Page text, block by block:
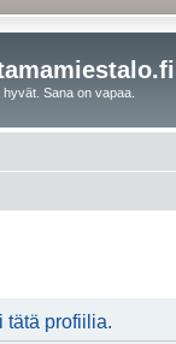
Sana on vapaa.
tätä profiilia.